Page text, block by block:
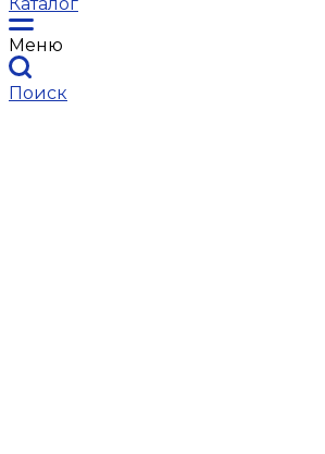
Меню
Поиск